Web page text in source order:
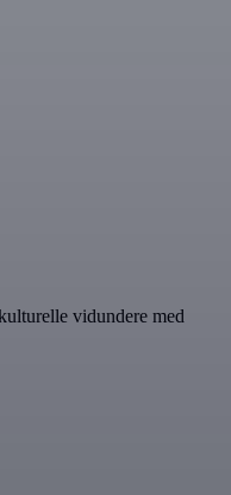
vidundere med